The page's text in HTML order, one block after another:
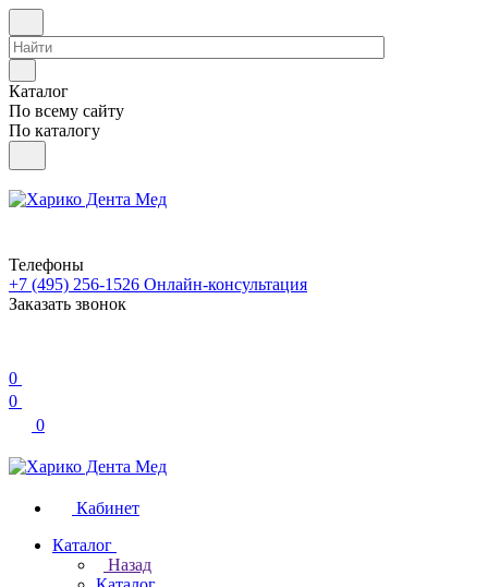
Каталог
По всему сайту
По каталогу
Телефоны
+7 (495) 256-1526 Онлайн-консультация
Заказать звонок
0
0
0
Кабинет
Каталог
Назад